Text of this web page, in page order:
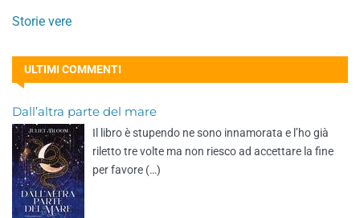
Storie vere
ULTIMI COMMENTI
Dall’altra parte del mare
Il libro è stupendo ne sono innamorata e l’ho già
riletto tre volte ma non riesco ad accettare la fine
per favore (…)